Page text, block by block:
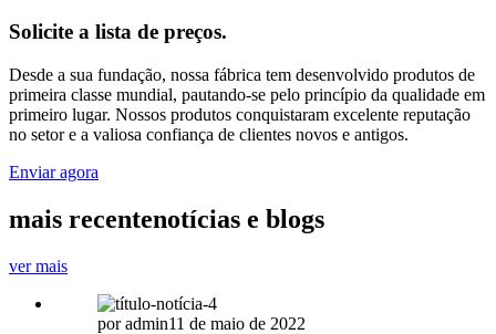
Solicite a lista de preços.
Desde a sua fundação, nossa fábrica tem desenvolvido produtos de
primeira classe mundial, pautando-se pelo princípio da qualidade em
primeiro lugar. Nossos produtos conquistaram excelente reputação
no setor e a valiosa confiança de clientes novos e antigos.
Enviar agora
mais recentenotícias e blogs
ver mais
por admin11 de maio de 2022